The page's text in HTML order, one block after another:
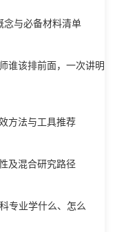
念与必备材料清单
谁该排前面，一次讲明
方法与工具推荐
及混合研究路径
专业学什么、怎么